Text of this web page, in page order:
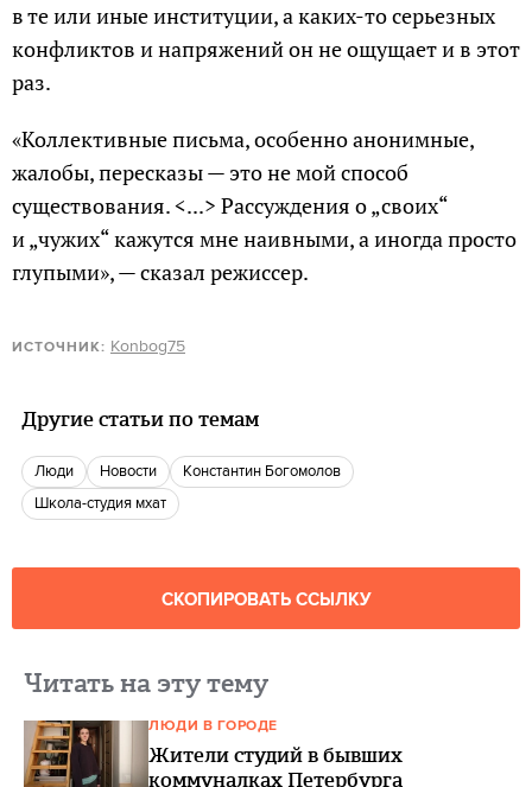
в те или иные институции, а каких-то серьезных
конфликтов и напряжений он не ощущает и в этот
раз.
«Коллективные письма, особенно анонимные,
жалобы, пересказы — это не мой способ
существования. <...> Рассуждения о „своих“
и „чужих“ кажутся мне наивными, а иногда просто
глупыми», — сказал режиссер.
ИСТОЧНИК: Konbog75
Другие статьи по темам
люди новости
Константин Богомолов
школа-студия мхат
СКОПИРОВАТЬ ССЫЛКУ
Читать на эту тему
ЛЮДИ В ГОРОДЕ
Жители студий в бывших
коммуналках Петербурга